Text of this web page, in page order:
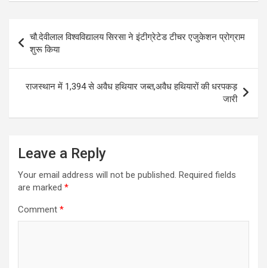
Post
navigation
चौ.देवीलाल विश्वविद्यालय सिरसा ने इंटीग्रेटेड टीचर एजुकेशन प्रोग्राम
शुरू किया
राजस्थान में 1,394 से अवैध हथियार जब्त,अवैध हथियारों की धरपकड़
जारी
Leave a Reply
Your email address will not be published. Required fields
are marked *
Comment *